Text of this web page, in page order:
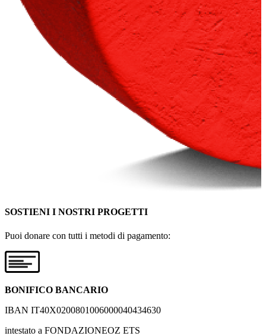
SOSTIENI I NOSTRI PROGETTI
Puoi donare con tutti i metodi di pagamento:
BONIFICO BANCARIO
IBAN IT40X0200801006000040434630
intestato a FONDAZIONEOZ ETS